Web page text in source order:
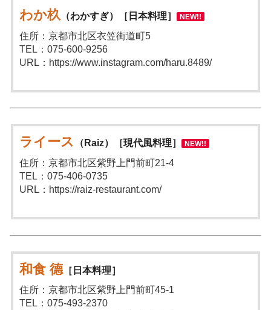
わか杦 （わかすぎ）［日本料理］ NEW!!
住所：京都市北区衣笠街道町5
TEL：075-600-9256
URL：https://www.instagram.com/haru.8489/
ライース （Raiz）［現代風料理］ NEW!!
住所：京都市北区紫野上門前町21-4
TEL：075-406-0735
URL：https://raiz-restaurant.com/
和食 德［日本料理］
住所：京都市北区紫野上門前町45-1
TEL：075-493-2370